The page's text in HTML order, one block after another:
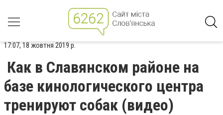
17:07, 18 жовтня 2019 р.
Как в Славянском районе на
базе кинологического центра
тренируют собак (видео)